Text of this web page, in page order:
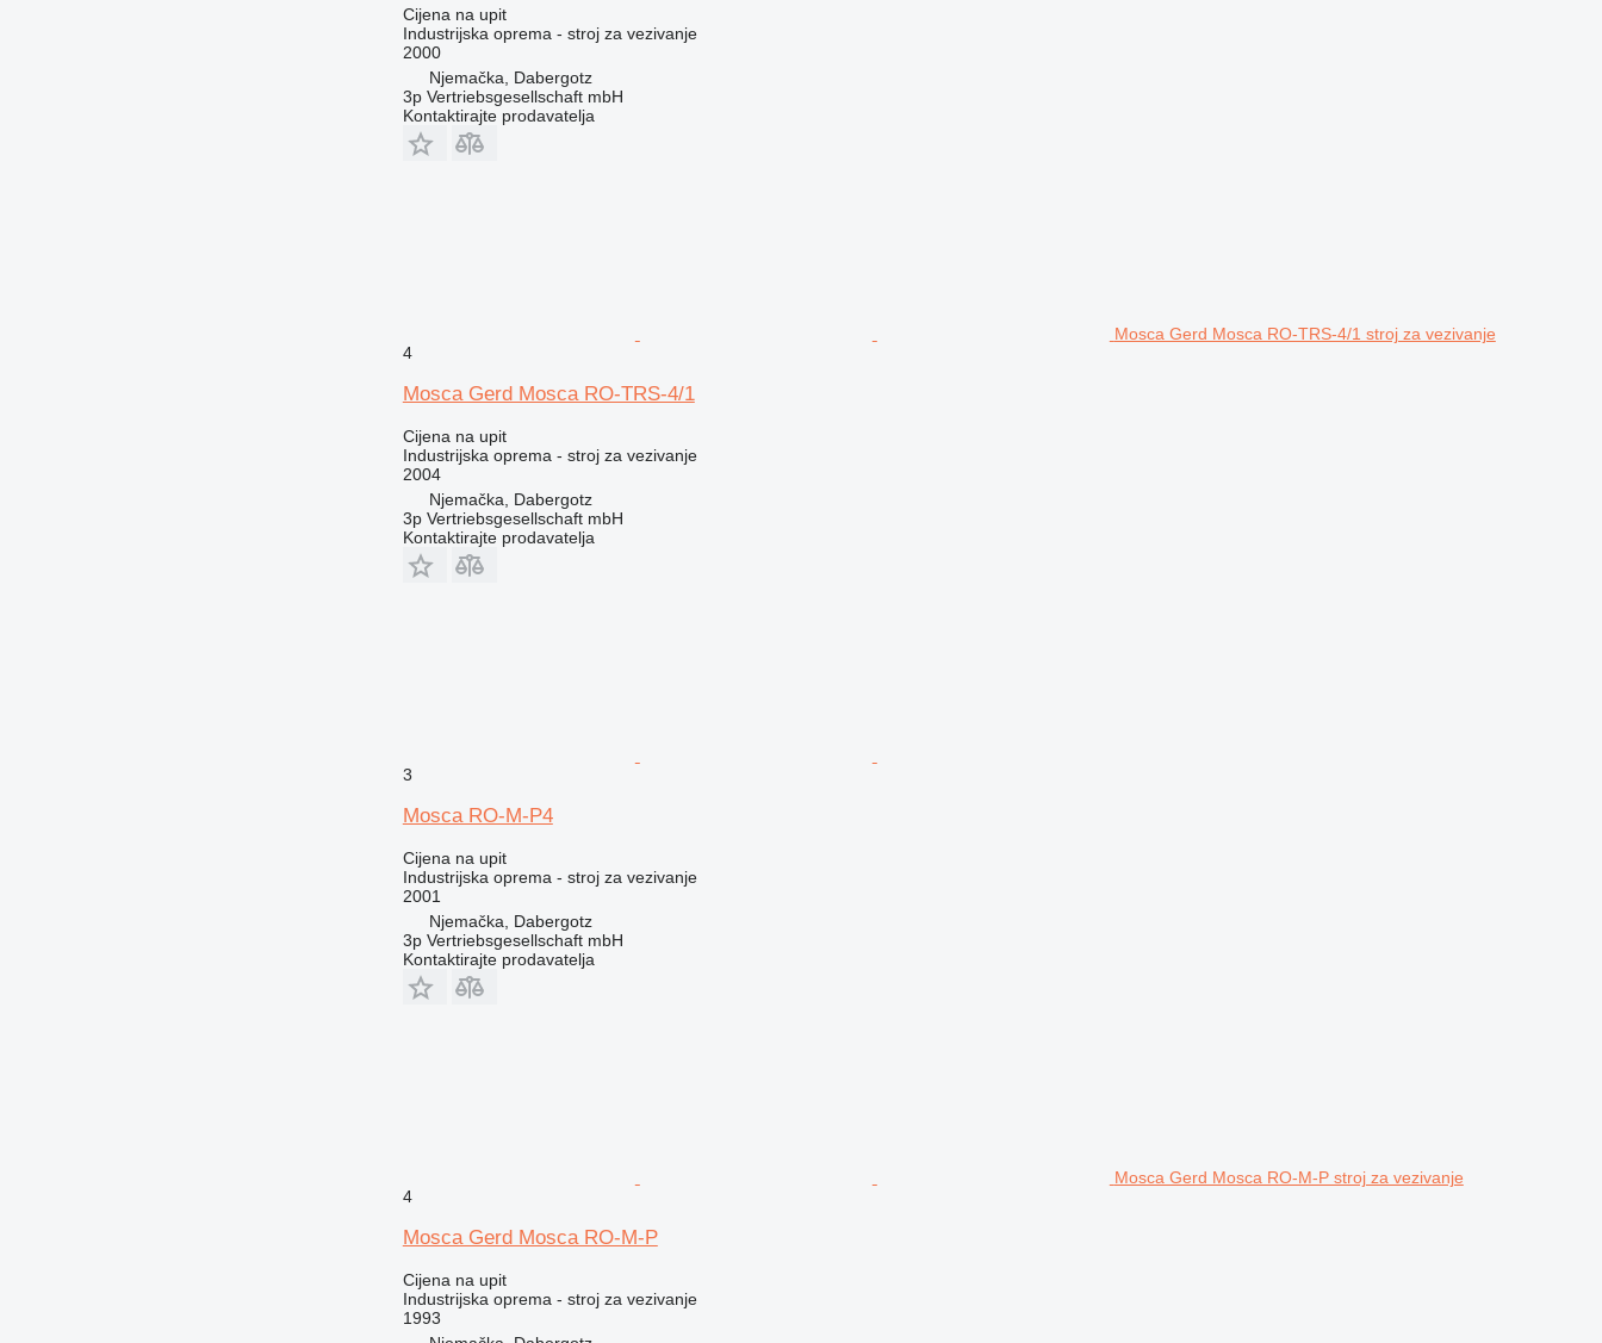
Cijena na upit
Industrijska oprema - stroj za vezivanje
2000
Njemačka, Dabergotz
3p Vertriebsgesellschaft mbH
Kontaktirajte prodavatelja
Mosca Gerd Mosca RO-TRS-4/1 stroj za vezivanje
4
Mosca Gerd Mosca RO-TRS-4/1
Cijena na upit
Industrijska oprema - stroj za vezivanje
2004
Njemačka, Dabergotz
3p Vertriebsgesellschaft mbH
Kontaktirajte prodavatelja
3
Mosca RO-M-P4
Cijena na upit
Industrijska oprema - stroj za vezivanje
2001
Njemačka, Dabergotz
3p Vertriebsgesellschaft mbH
Kontaktirajte prodavatelja
Mosca Gerd Mosca RO-M-P stroj za vezivanje
4
Mosca Gerd Mosca RO-M-P
Cijena na upit
Industrijska oprema - stroj za vezivanje
1993